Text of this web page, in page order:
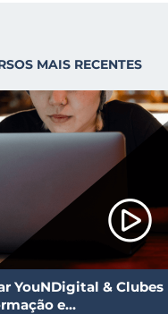
MAIS RECENTES
YouNDigital & Clubes
e…